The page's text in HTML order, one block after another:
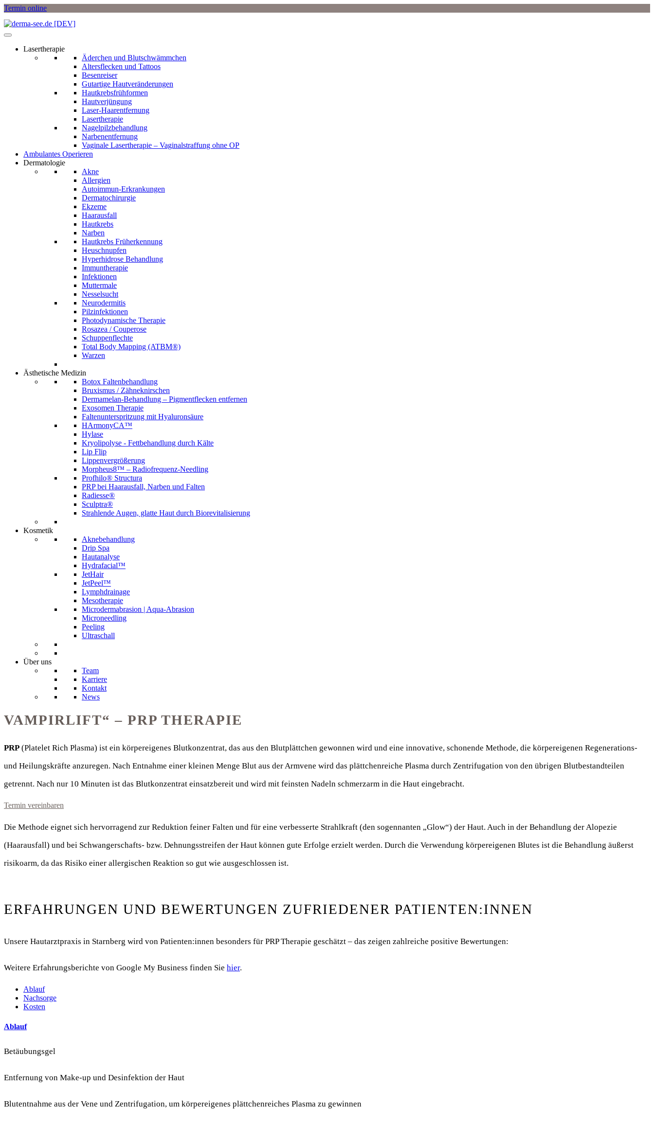
Termin online
Lasertherapie
Äderchen und Blutschwämmchen
Altersflecken und Tattoos
Besenreiser
Gutartige Hautveränderungen
Hautkrebsfrühformen
Hautverjüngung
Laser-Haarentfernung
Lasertherapie
Nagelpilzbehandlung
Narbenentfernung
Vaginale Lasertherapie – Vaginalstraffung ohne OP
Ambulantes Operieren
Dermatologie
Akne
Allergien
Autoimmun-Erkrankungen
Dermatochirurgie
Ekzeme
Haarausfall
Hautkrebs
Narben
Hautkrebs Früherkennung
Heuschnupfen
Hyperhidrose Behandlung
Immuntherapie
Infektionen
Muttermale
Nesselsucht
Neurodermitis
Pilzinfektionen
Photodynamische Therapie
Rosazea / Couperose
Schuppenflechte
Total Body Mapping (ATBM®)
Warzen
Ästhetische Medizin
Botox Faltenbehandlung
Bruxismus / Zähneknirschen
Dermamelan-Behandlung – Pigmentflecken entfernen
Exosomen Therapie
Faltenunterspritzung mit Hyaluronsäure
HArmonyCA™
Hylase
Kryolipolyse - Fettbehandlung durch Kälte
Lip Flip
Lippenvergrößerung
Morpheus8™ – Radiofrequenz-Needling
Profhilo® Structura
PRP bei Haarausfall, Narben und Falten
Radiesse®
Sculptra®
Strahlende Augen, glatte Haut durch Biorevitalisierung
Kosmetik
Aknebehandlung
Drip Spa
Hautanalyse
Hydrafacial™
JetHair
JetPeel™
Lymphdrainage
Mesotherapie
Microdermabrasion | Aqua-Abrasion
Microneedling
Peeling
Ultraschall
Über uns
Team
Karriere
Kontakt
News
VAMPIRLIFT“ – PRP THERAPIE
PRP (Platelet Rich Plasma) ist ein körpereigenes Blutkonzentrat, das aus den Blutplättchen gewonnen wird und eine innovative, schonende Methode, die körpereigenen Regenerations-
und Heilungskräfte anzuregen. Nach Entnahme einer kleinen Menge Blut aus der Armvene wird das plättchenreiche Plasma durch Zentrifugation von den übrigen Blutbestandteilen
getrennt. Nach nur 10 Minuten ist das Blutkonzentrat einsatzbereit und wird mit feinsten Nadeln schmerzarm in die Haut eingebracht.
Termin vereinbaren
Die Methode eignet sich hervorragend zur Reduktion feiner Falten und für eine verbesserte Strahlkraft (den sogennanten „Glow“) der Haut. Auch in der Behandlung der Alopezie
(Haarausfall) und bei Schwangerschafts- bzw. Dehnungsstreifen der Haut können gute Erfolge erzielt werden. Durch die Verwendung körpereigenen Blutes ist die Behandlung äußerst
risikoarm, da das Risiko einer allergischen Reaktion so gut wie ausgeschlossen ist.
ERFAHRUNGEN UND BEWERTUNGEN ZUFRIEDENER PATIENTEN:INNEN
Unsere Hautarztpraxis in Starnberg wird von Patienten:innen besonders für PRP Therapie geschätzt – das zeigen zahlreiche positive Bewertungen:
Weitere Erfahrungsberichte von Google My Business finden Sie hier.
Ablauf
Nachsorge
Kosten
Ablauf
Betäubungsgel
Entfernung von Make-up und Desinfektion der Haut
Blutentnahme aus der Vene und Zentrifugation, um körpereigenes plättchenreiches Plasma zu gewinnen